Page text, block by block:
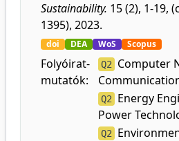
Sustainability. 15 (2), 1-19,
1395), 2023.
doi DEA WoS Scopus
Folyóirat-
mutatók:
Q2 Computer
Q2 Energy
Power
Q2